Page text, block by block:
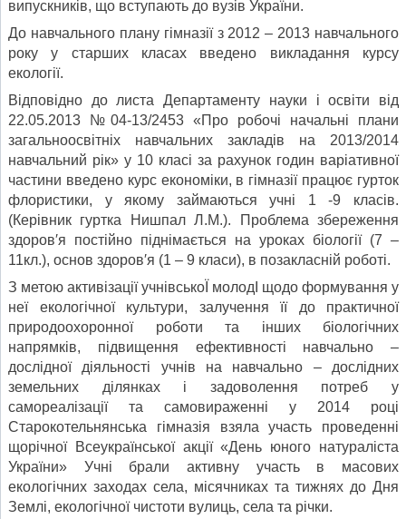
випускників, що вступають до вузів України.
До навчального плану гімназії з 2012 – 2013 навчального
року у старших класах введено викладання курсу
екології.
Відповідно до листа Департаменту науки і освіти від
22.05.2013 №04-13/2453 «Про робочі начальні плани
загальноосвітніх навчальних закладів на 2013/2014
навчальний рік» у 10 класі за рахунок годин варіативної
частини введено курс економіки, в гімназії працює гурток
флористики, у якому займаються учні 1 -9 класів.
(Керівник гуртка Нишпал Л.М.). Проблема збереження
здоров′я постійно піднімається на уроках біології (7 –
11кл.), основ здоров′я (1 – 9 класи), в позакласній роботі.
З метою активізації учнівськоЇ молодІ щодо формування у
неї екологічної культури, залучення її до практичної
природоохоронної роботи та інших біологічних
напрямків, підвищення ефективності навчально –
дослідної діяльності учнів на навчально – дослідних
земельних ділянках і задоволення потреб у
самореалізації та самовираженні у 2014 році
Старокотельнянська гімназія взяла участь проведенні
щорічної Всеукраїнської акції «День юного натураліста
України» Учні брали активну участь в масових
екологічних заходах села, місячниках та тижнях до Дня
Землі, екологічної чистоти вулиць, села та річки.